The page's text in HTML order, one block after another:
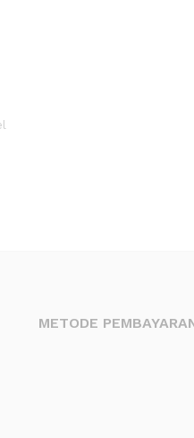
METODE